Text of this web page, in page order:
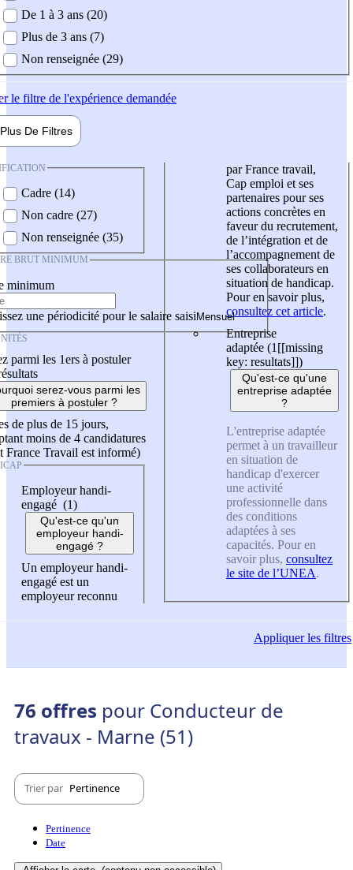
De 1 à 3 ans (20)
Plus de 3 ans (7)
Non renseignée (29)
le filtre de l'expérience demandée
Plus De Filtres
Cadre (14)
Non cadre (27)
Non renseignée (35)
BRUT MINIMUM
minimum
une périodicité pour le salaire saisi
parmi les 1ers à postuler
serez-vous parmi les
premiers à postuler ?
de plus de 15 jours,
moins de 4 candidatures
France Travail est informé)
Employeur handi-
engagé (1)
Qu'est-ce qu'un
employeur handi-
engagé ?
Un employeur handi-
engagé est un
employeur reconnu
par France travail,
Cap emploi et ses
partenaires pour ses
actions concrètes en
faveur du recrutement,
de l’intégration et de
l’accompagnement de
ses collaborateurs en
situation de handicap.
Pour en savoir plus,
consultez cet article.
Entreprise
adaptée (1 [[missing
key: resultats]])
Qu'est-ce qu'une
entreprise adaptée
?
L'entreprise adaptée
permet à un travailleur
en situation de
handicap d'exercer
une activité
professionnelle dans
des conditions
adaptées à ses
capacités. Pour en
savoir plus, consultez
le site de l’UNEA.
Appliquerles filtres
76 offres pour Conducteur de
travaux - Marne (51)
Trier par Pertinence
Pertinence
Date